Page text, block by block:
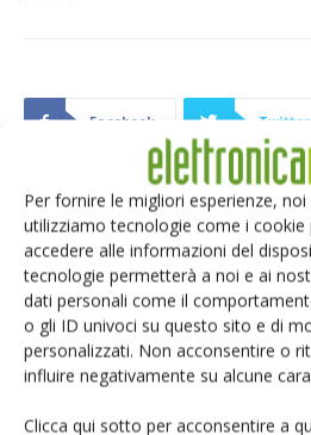
Per fornire le migliori esperienze,
utilizziamo tecnologie come i
accedere alle informazioni del
tecnologie permetterà a noi e ai
dati personali come il
o gli ID univoci su questo sito e di
personalizzati. Non acconsentire o
influire negativamente su alcune
Clicca qui sotto per acconsentire a
Facebook Twitter
ARTICOLI CORRELATI ALTRO DALL'AUTORE
Renesas lancia
MRDIMM Gen 3
Microchip